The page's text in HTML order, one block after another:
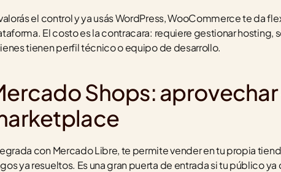
el control y ya usás WordPress, WooCommerce te da
El costo es la contracara: requiere gestionar hosting,
tienen perfil técnico o equipo de desarrollo.
Shops:
con Mercado Libre, te permite vender en tu propia
ya resueltos. Es una gran puerta de entrada si tu público